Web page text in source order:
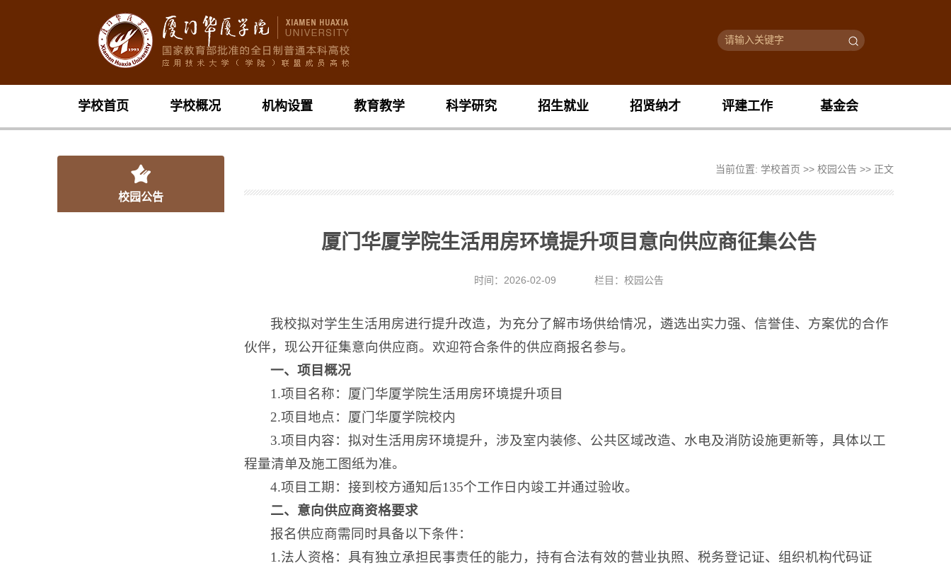
学校首页 学校概况 机构设置 教育教学 科学研究 招生就业 招贤纳才 评建工作 基金会
校园公告
当前位置: 学校首页 >>校园公告 >> 正文
厦门华厦学院生活用房环境提升项目意向供应商征集公告
时间：2026-02-09 栏目：校园公告
我校拟对学生生活用房进行提升改造，为充分了解市场供给情况，遴选出实力强、信誉佳、方案优的合作
伙伴，现公开征集意向供应商。欢迎符合条件的供应商报名参与。
一、项目概况
1.项目名称：厦门华厦学院生活用房环境提升项目
2.项目地点：厦门华厦学院校内
3.项目内容：拟对生活用房环境提升，涉及室内装修、公共区域改造、水电及消防设施更新等，具体以工
程量清单及施工图纸为准。
4.项目工期：接到校方通知后135个工作日内竣工并通过验收。
二、意向供应商资格要求
报名供应商需同时具备以下条件：
1.法人资格：具有独立承担民事责任的能力，持有合法有效的营业执照、税务登记证、组织机构代码证